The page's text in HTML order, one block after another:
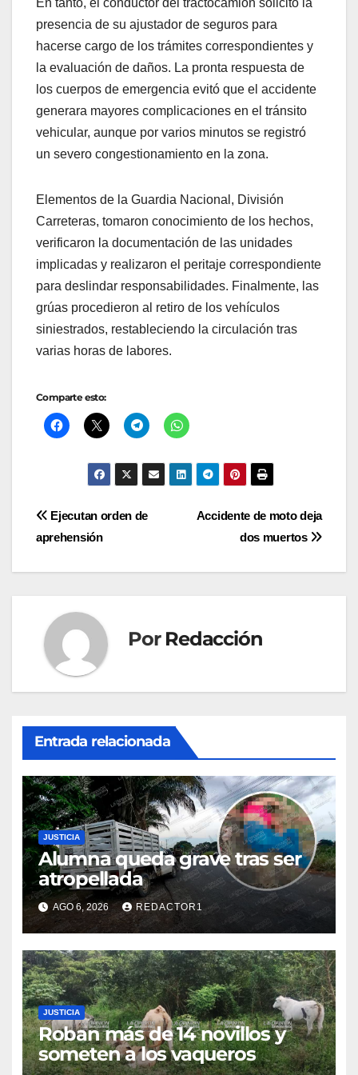
En tanto, el conductor del tractocamión solicitó la
presencia de su ajustador de seguros para
hacerse cargo de los trámites correspondientes y
la evaluación de daños. La pronta respuesta de
los cuerpos de emergencia evitó que el accidente
generara mayores complicaciones en el tránsito
vehicular, aunque por varios minutos se registró
un severo congestionamiento en la zona.
Elementos de la Guardia Nacional, División
Carreteras, tomaron conocimiento de los hechos,
verificaron la documentación de las unidades
implicadas y realizaron el peritaje correspondiente
para deslindar responsabilidades. Finalmente, las
grúas procedieron al retiro de los vehículos
siniestrados, restableciendo la circulación tras
varias horas de labores.
Comparte esto:
Navegación
de
Accidente de moto deja
dos muertos
Ejecutan orden de
aprehensión
Por Redacción
Entrada relacionada
JUSTICIA
Alumna queda grave tras ser
atropellada
AGO 6, 2026 REDACTOR1
JUSTICIA
Roban más de 14 novillos y
someten a los vaqueros